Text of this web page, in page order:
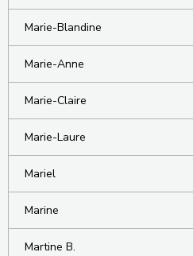
Marie-Blandine
Marie-Anne
Marie-Claire
Marie-Laure
Mariel
Marine
Martine B.